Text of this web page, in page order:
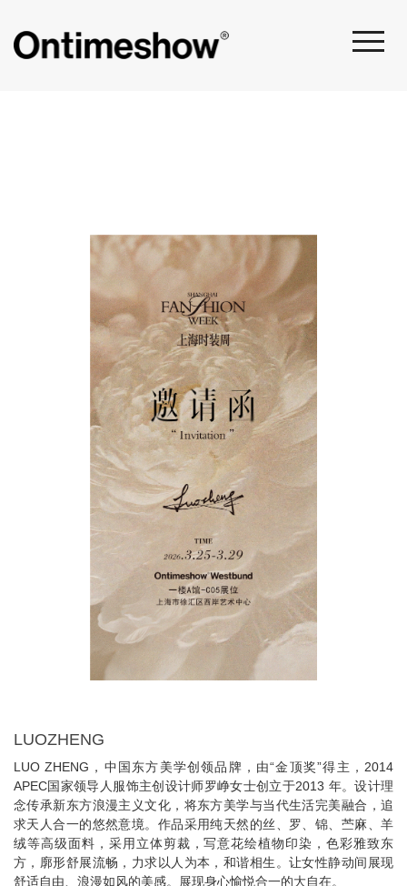
LUOZHENG
LUO ZHENG，中国东方美学创领品牌，由“金顶奖”得主，2014
APEC国家领导人服饰主创设计师罗峥女士创立于2013 年。设计理
念传承新东方浪漫主义文化，将东方美学与当代生活完美融合，追
求天人合一的悠然意境。作品采用纯天然的丝、罗、锦、苎麻、羊
绒等高级面料，采用立体剪裁，写意花绘植物印染，色彩雅致东
方，廓形舒展流畅，力求以人为本，和谐相生。让女性静动间展现
舒适自由、浪漫如风的美感。展现身心愉悦合一的大自在。